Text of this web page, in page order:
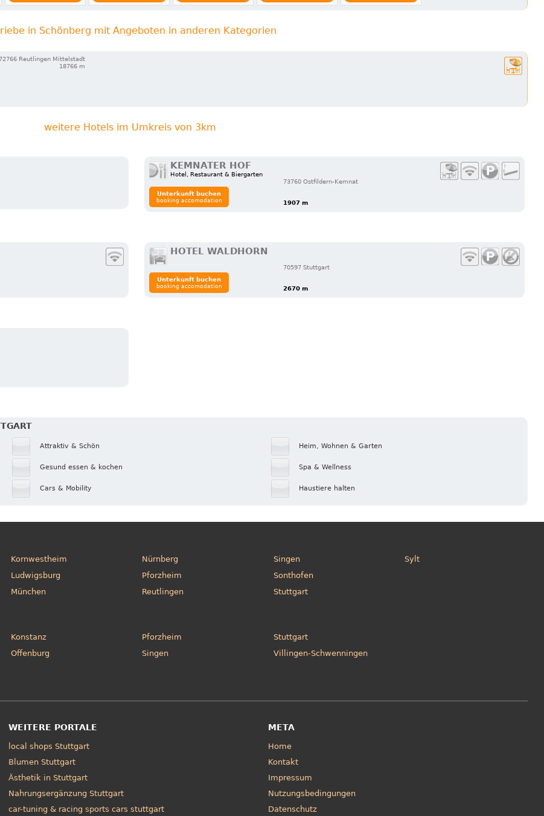
in Schönberg mit Angeboten in anderen Kategorien
72766 Reutlingen Mittelstadt
18766 m
weitere Hotels im Umkreis von 3km
KEMNATER HOF
Hotel, Restaurant & Biergarten
73760 Ostfildern-Kemnat
1907 m
Unterkunft buchen
booking accomodation
HOTEL WALDHORN
70597 Stuttgart
2670 m
Unterkunft buchen
booking accomodation
Attraktiv & Schön
Gesund essen & kochen
Cars & Mobility
Heim, Wohnen & Garten
Spa & Wellness
Haustiere halten
Kornwestheim
Ludwigsburg
München
Nürnberg
Pforzheim
Reutlingen
Singen
Sonthofen
Stuttgart
Sylt
Konstanz
Offenburg
Pforzheim
Singen
Stuttgart
Villingen-Schwenningen
WEITERE PORTALE
local shops Stuttgart
Blumen Stuttgart
Ästhetik in Stuttgart
Nahrungsergänzung Stuttgart
car-tuning & racing sports cars stuttgart
META
Home
Kontakt
Impressum
Nutzungsbedingungen
Datenschutz